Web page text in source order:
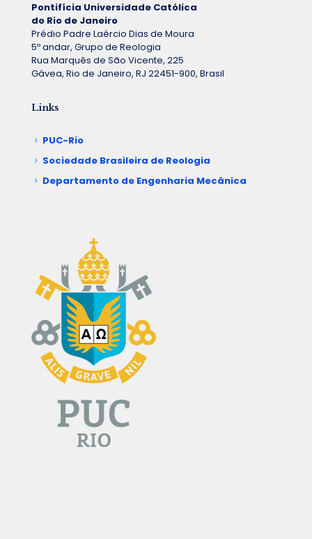
Pontifícia Universidade Católica
do Rio de Janeiro
Prédio Padre Laércio Dias de Moura
5º andar, Grupo de Reologia
Rua Marquês de São Vicente, 225
Gávea, Rio de Janeiro, RJ 22451-900, Brasil
Links
PUC-Rio
Sociedade Brasileira de Reologia
Departamento de Engenharia Mecânica